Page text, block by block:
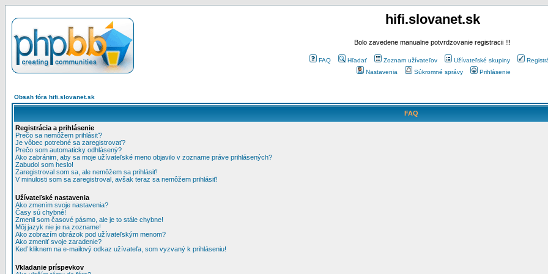
hifi.slovanet.sk
Bolo zavedene manualne potvrdzovanie registracii !!!
FAQ Hľadať Zoznam užívateľov Užívateľské skupiny
Nastavenia
Súkromné správy Prihlásenie
Obsah fóra hifi.slovanet.sk
FAQ
Registrácia a prihlásenie
Prečo sa nemôžem prihlásiť?
Je vôbec potrebné sa zaregistrovať?
Prečo som automaticky odhlásený?
Ako zabránim, aby sa moje užívateľské meno objavilo v zozname práve prihlásených?
Zabudol som heslo!
Zaregistroval som sa, ale nemôžem sa prihlásiť!
V minulosti som sa zaregistroval, avšak teraz sa nemôžem prihlásiť!
Užívateľské nastavenia
Ako zmením svoje nastavenia?
Časy sú chybné!
Zmenil som časové pásmo, ale je to stále chybne!
Môj jazyk nie je na zozname!
Ako zobrazím obrázok pod užívateľským menom?
Ako zmeniť svoje zaradenie?
Keď kliknem na e-mailový odkaz užívateľa, som vyzvaný k prihláseniu!
Vkladanie príspevkov